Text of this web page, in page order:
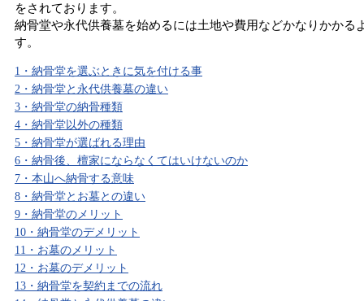
をされております。
納骨堂や永代供養墓を始めるには土地や費用などかなりかかる
す。
1・納骨堂を選ぶときに気を付ける事
2・納骨堂と永代供養墓の違い
3・納骨堂の納骨種類
4・納骨堂以外の種類
5・納骨堂が選ばれる理由
6・納骨後、檀家にならなくてはいけないのか
7・本山へ納骨する意味
8・納骨堂とお墓との違い
9・納骨堂のメリット
10・納骨堂のデメリット
11・お墓のメリット
12・お墓のデメリット
13・納骨堂を契約までの流れ